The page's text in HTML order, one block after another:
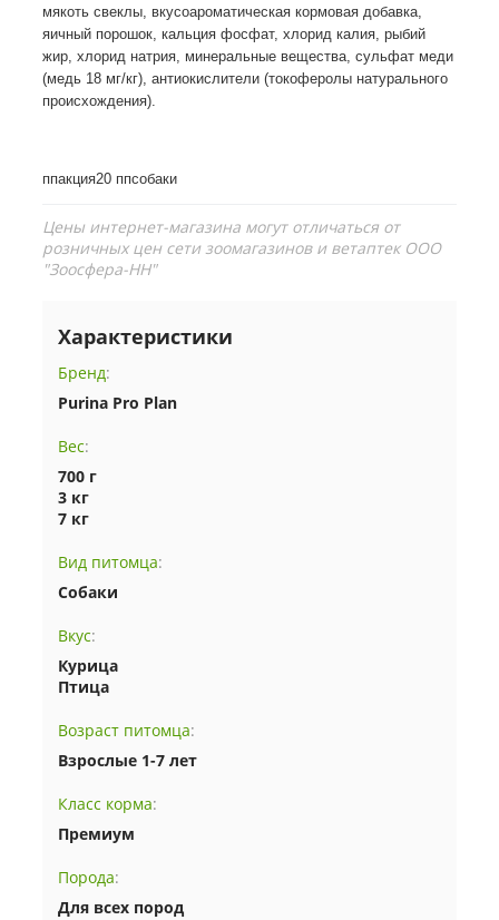
мякоть свеклы, вкусоароматическая кормовая добавка,
яичный порошок, кальция фосфат, хлорид калия, рыбий
жир, хлорид натрия, минеральные вещества, сульфат меди
(медь 18 мг/кг), антиокислители (токоферолы натурального
происхождения).
ппакция20 ппсобаки
Цены интернет-магазина могут отличаться от
розничных цен сети зоомагазинов и ветаптек ООО
"Зоосфера-НН"
Характеристики
Бренд:
Purina Pro Plan
Вес:
700 г
3 кг
7 кг
Вид питомца:
Собаки
Вкус:
Курица
Птица
Возраст питомца:
Взрослые 1-7 лет
Класс корма:
Премиум
Порода:
Для всех пород